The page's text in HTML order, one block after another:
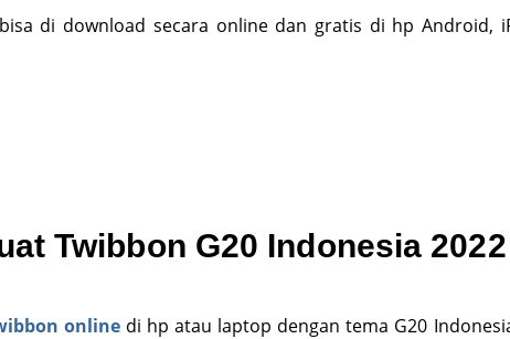
di download secara online dan gratis di hp Android,
Twibbon G20 Indonesia 2022
onlinedi hp atau laptop dengan tema G20